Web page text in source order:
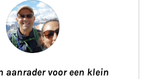
aanrader voor een klein